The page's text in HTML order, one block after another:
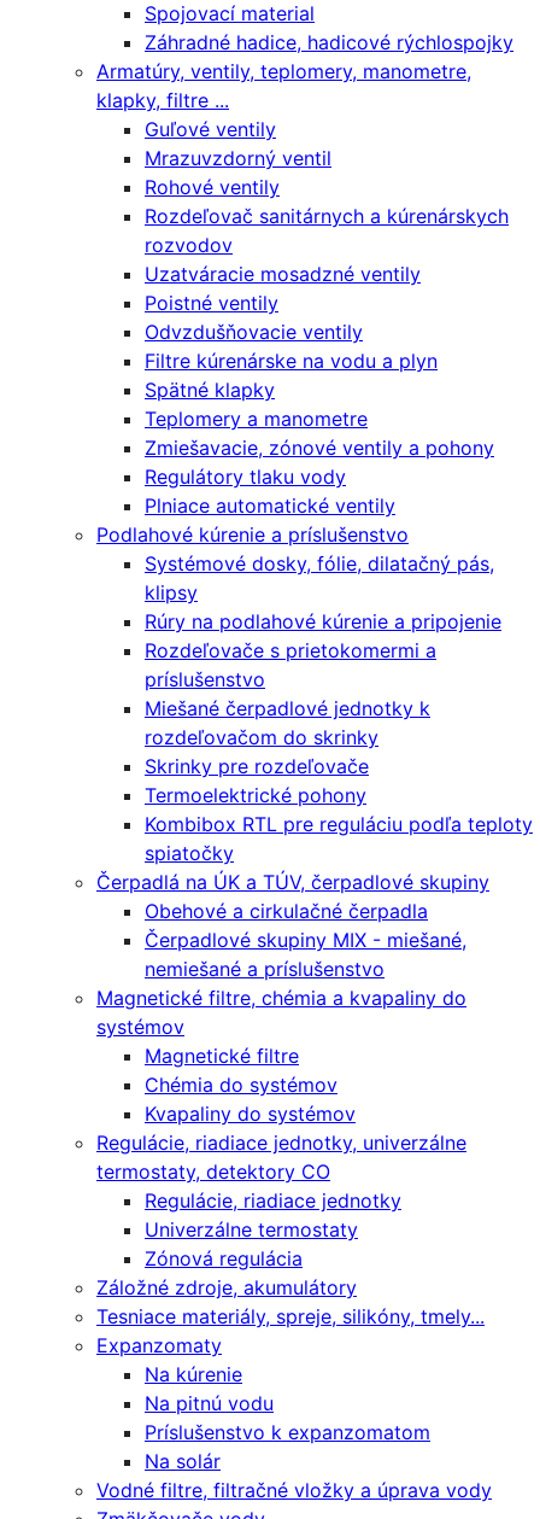
Spojovací material
Záhradné hadice, hadicové rýchlospojky
Armatúry, ventily, teplomery, manometre,
klapky, filtre ...
Guľové ventily
Mrazuvzdorný ventil
Rohové ventily
Rozdeľovač sanitárnych a kúrenárskych
rozvodov
Uzatváracie mosadzné ventily
Poistné ventily
Odvzdušňovacie ventily
Filtre kúrenárske na vodu a plyn
Spätné klapky
Teplomery a manometre
Zmiešavacie, zónové ventily a pohony
Regulátory tlaku vody
Plniace automatické ventily
Podlahové kúrenie a príslušenstvo
Systémové dosky, fólie, dilatačný pás,
klipsy
Rúry na podlahové kúrenie a pripojenie
Rozdeľovače s prietokomermi a
príslušenstvo
Miešané čerpadlové jednotky k
rozdeľovačom do skrinky
Skrinky pre rozdeľovače
Termoelektrické pohony
Kombibox RTL pre reguláciu podľa teploty
spiatočky
Čerpadlá na ÚK a TÚV, čerpadlové skupiny
Obehové a cirkulačné čerpadla
Čerpadlové skupiny MIX - miešané,
nemiešané a príslušenstvo
Magnetické filtre, chémia a kvapaliny do
systémov
Magnetické filtre
Chémia do systémov
Kvapaliny do systémov
Regulácie, riadiace jednotky, univerzálne
termostaty, detektory CO
Regulácie, riadiace jednotky
Univerzálne termostaty
Zónová regulácia
Záložné zdroje, akumulátory
Tesniace materiály, spreje, silikóny, tmely...
Expanzomaty
Na kúrenie
Na pitnú vodu
Príslušenstvo k expanzomatom
Na solár
Vodné filtre, filtračné vložky a úprava vody